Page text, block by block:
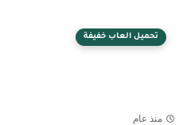
تحميل العاب خفيفة
منذ عام